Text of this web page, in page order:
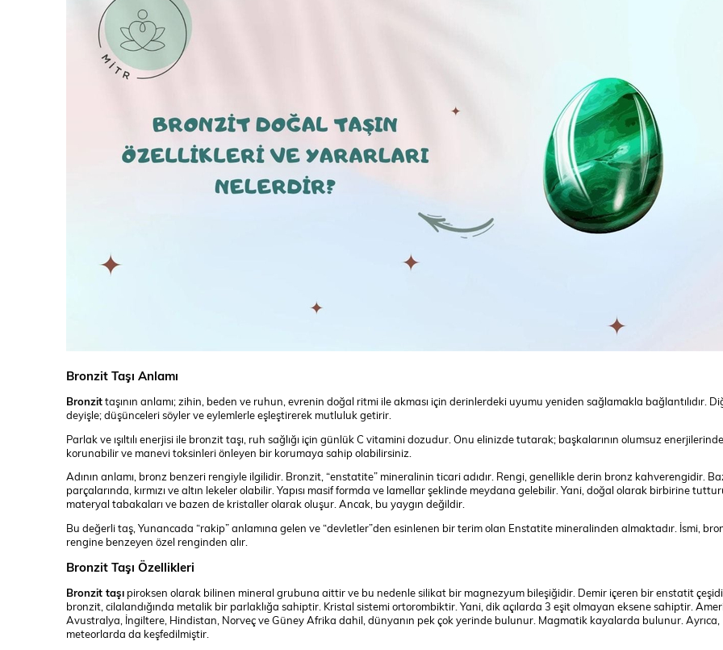
Bronzit Taşı Anlamı
Bronzittaşının anlamı; zihin, beden ve ruhun, evrenin doğal ritmi ile akması için derinlerdeki uyumu yeniden sağlamakla bağlantılıdır.
deyişle; düşünceleri söyler ve eylemlerle eşleştirerek mutluluk getirir.
Parlak ve ışıltılı enerjisi ile bronzit taşı, ruh sağlığı için günlük C vitamini dozudur. Onu elinizde tutarak; başkalarının olumsuz
korunabilir ve manevi toksinleri önleyen bir korumaya sahip olabilirsiniz.
Adının anlamı, bronz benzeri rengiyle ilgilidir. Bronzit, “enstatite” mineralinin ticari adıdır. Rengi, genellikle derin bronz kahverengidir.
parçalarında, kırmızı ve altın lekeler olabilir. Yapısı masif formda ve lamellar şeklinde meydana gelebilir. Yani, doğal olarak birbirine
materyal tabakaları ve bazen de kristaller olarak oluşur. Ancak, bu yaygın değildir.
Bu değerli taş, Yunancada “rakip” anlamına gelen ve “devletler”den esinlenen bir terim olan Enstatite mineralinden almaktadır. İsmi,
rengine benzeyen özel renginden alır.
Bronzit Taşı Özellikleri
Bronzit taşı piroksen olarak bilinen mineral grubuna aittir ve bu nedenle silikat bir magnezyum bileşiğidir. Demir içeren bir enstatit
bronzit, cilalandığında metalik bir parlaklığa sahiptir. Kristal sistemi ortorombiktir. Yani, dik açılarda 3 eşit olmayan eksene sahiptir.
Avustralya, İngiltere, Hindistan, Norveç ve Güney Afrika dahil, dünyanın pek çok yerinde bulunur. Magmatik kayalarda bulunur. Ayrıca,
meteorlarda da keşfedilmiştir.